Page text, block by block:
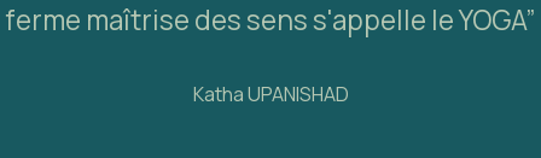
ferme maîtrise des sens s'appelle le YOGA”
Katha UPANISHAD